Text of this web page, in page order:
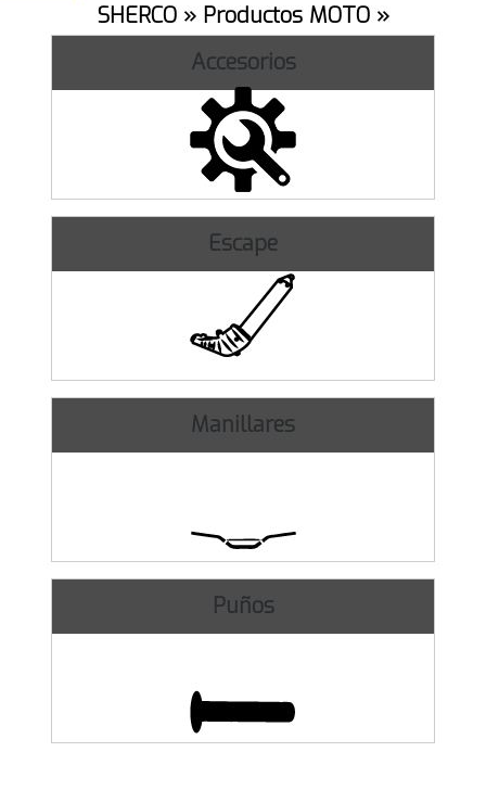
SHERCO » Productos MOTO »
Accesorios
Escape
Manillares
Puños